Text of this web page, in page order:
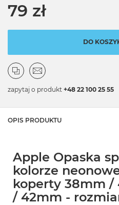
79 zł
DO
zapytaj o produkt +48 22 100 25 55
OPIS PRODUKTU
Apple Opaska
kolorze
koperty 38mm /
/ 42mm -